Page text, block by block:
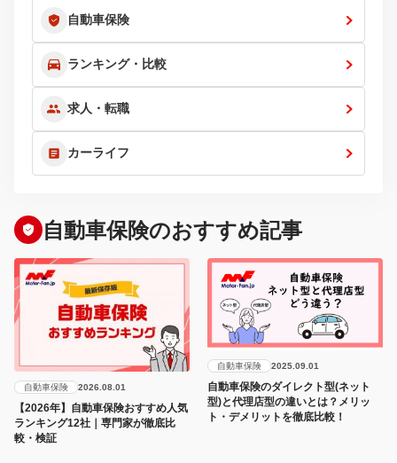
自動車保険
ランキング・比較
求人・転職
カーライフ
自動車保険のおすすめ記事
自動車保険 2026.08.01
【2026年】自動車保険おすすめ人気
ランキング12社｜専門家が徹底比
較・検証
自動車保険 2025.09.01
自動車保険のダイレクト型(ネット
型)と代理店型の違いとは？メリッ
ト・デメリットを徹底比較！